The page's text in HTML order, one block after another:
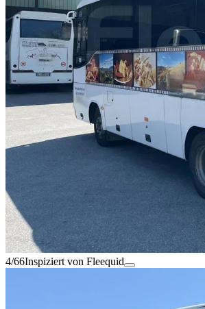
4/66Inspiziert von Fleequid